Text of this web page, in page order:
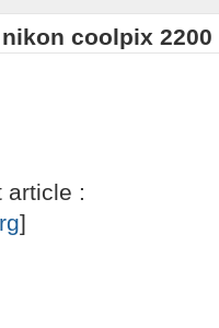
coolpix 2200
article :
]